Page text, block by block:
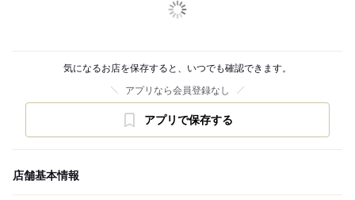
気になるお店を保存すると、いつでも確認できます。
アプリなら会員登録なし
アプリで保存する
店舗基本情報